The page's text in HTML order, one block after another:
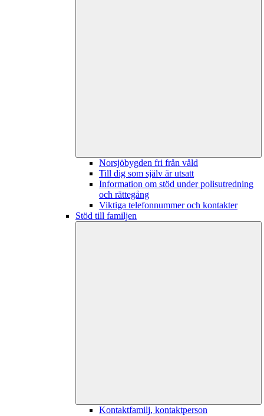
Norsjöbygden fri från våld
Till dig som själv är utsatt
Information om stöd under polisutredning
och rättegång
Viktiga telefonnummer och kontakter
Stöd till familjen
Kontaktfamilj, kontaktperson